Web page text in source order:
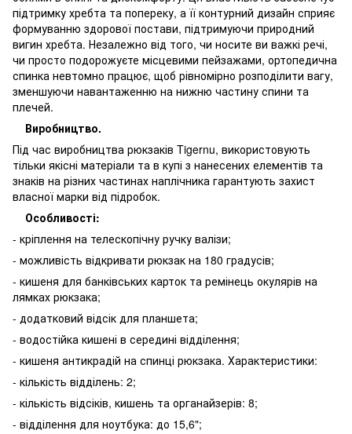
підтримку хребта та попереку, а її контурний дизайн сприяє
формуванню здорової постави, підтримуючи природний
вигин хребта. Незалежно від того, чи носите ви важкі речі,
чи просто подорожуєте місцевими пейзажами, ортопедична
спинка невтомно працює, щоб рівномірно розподілити вагу,
зменшуючи навантаженню на нижню частину спини та
плечей.
Виробництво.
Під час виробництва рюкзаків Tigernu, використовують
тільки якісні матеріали та в купі з нанесених елементів та
знаків на різних частинах наплічника гарантують захист
власної марки від підробок.
Особливості:
- кріплення на телескопічну ручку валізи;
- можливість відкривати рюкзак на 180 градусів;
- кишеня для банківських карток та ремінець окулярів на
лямках рюкзака;
- додатковий відсік для планшета;
- водостійка кишені в середині відділення;
- кишеня антикрадій на спинці рюкзака. Характеристики:
- кількість відділень: 2;
- кількість відсіків, кишень та органайзерів: 8;
- відділення для ноутбука: до 15,6";